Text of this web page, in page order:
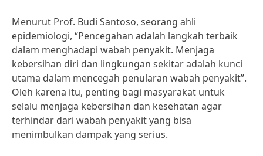
Menurut Prof. Budi Santoso, seorang ahli
epidemiologi, “Pencegahan adalah langkah terbaik
dalam menghadapi wabah penyakit. Menjaga
kebersihan diri dan lingkungan sekitar adalah kunci
utama dalam mencegah penularan wabah penyakit”.
Oleh karena itu, penting bagi masyarakat untuk
selalu menjaga kebersihan dan kesehatan agar
terhindar dari wabah penyakit yang bisa
menimbulkan dampak yang serius.